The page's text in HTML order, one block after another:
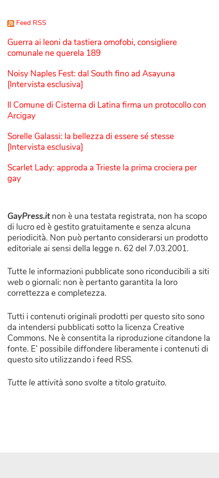
Feed RSS
Guerra ai leoni da tastiera omofobi, consigliere
comunale ne querela 189
Noisy Naples Fest: dal South fino ad Asayuna
[Intervista esclusiva]
Il Comune di Cisterna di Latina firma un protocollo con
Arcigay
Sorelle Galassi: la bellezza di essere sé stesse
[Intervista esclusiva]
Scarlet Lady: approda a Trieste la prima crociera per
gay
GayPress.itnon è una testata registrata, non ha scopo
di lucro ed è gestito gratuitamente e senza alcuna
periodicità. Non può pertanto considerarsi un prodotto
editoriale ai sensi della legge n. 62 del 7.03.2001.
Tutte le informazioni pubblicate sono riconducibili a siti
web o giornali: non è pertanto garantita la loro
correttezza e completezza.
Tutti i contenuti originali prodotti per questo sito sono
da intendersi pubblicati sotto la licenza Creative
Commons. Ne è consentita la riproduzione citandone la
fonte. E’ possibile diffondere liberamente i contenuti di
questo sito utilizzando i feed RSS.
Tutte le attività sono svolte a titolo gratuito.